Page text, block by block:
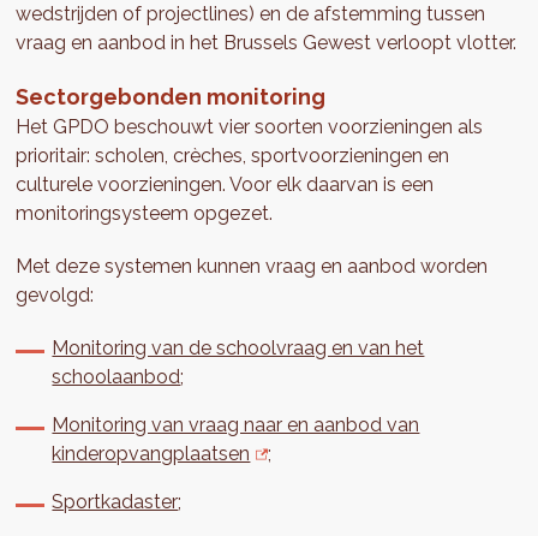
wedstrijden of projectlines) en de afstemming tussen
vraag en aanbod in het Brussels Gewest verloopt vlotter.
Sectorgebonden monitoring
Het GPDO beschouwt vier soorten voorzieningen als
prioritair: scholen, crèches, sportvoorzieningen en
culturele voorzieningen. Voor elk daarvan is een
monitoringsysteem opgezet.
Met deze systemen kunnen vraag en aanbod worden
gevolgd:
Monitoring van de schoolvraag en van het
schoolaanbod;
Monitoring van vraag naar en aanbod van
kinderopvangplaatsen
;
Sportkadaster;